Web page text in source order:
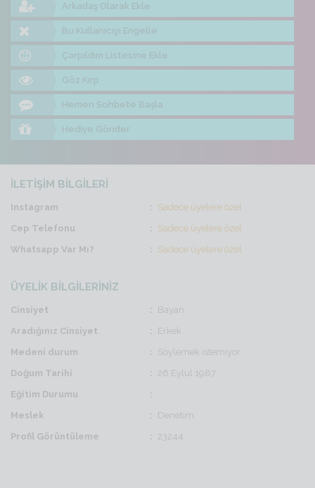
Arkadaş Olarak Ekle
Bu Kullanıcıyı Engelle
Çarpıldım Listesine Ekle
Göz Kırp
Hemen Sohbete Başla
Hediye Gönder
İLETİŞİM BİLGİLERİ
Instagram
Sadece üyelere özel
Cep Telefonu
Sadece üyelere özel
Whatsapp Var Mı?
Sadece üyelere özel
ÜYELİK BİLGİLERİNİZ
Cinsiyet
Bayan
Aradığınız Cinsiyet
Erkek
Medeni durum
Söylemek istemiyor
Doğum Tarihi
26 Eylul 1987
Eğitim Durumu
Meslek
Denetim
Profil Görüntüleme
23244